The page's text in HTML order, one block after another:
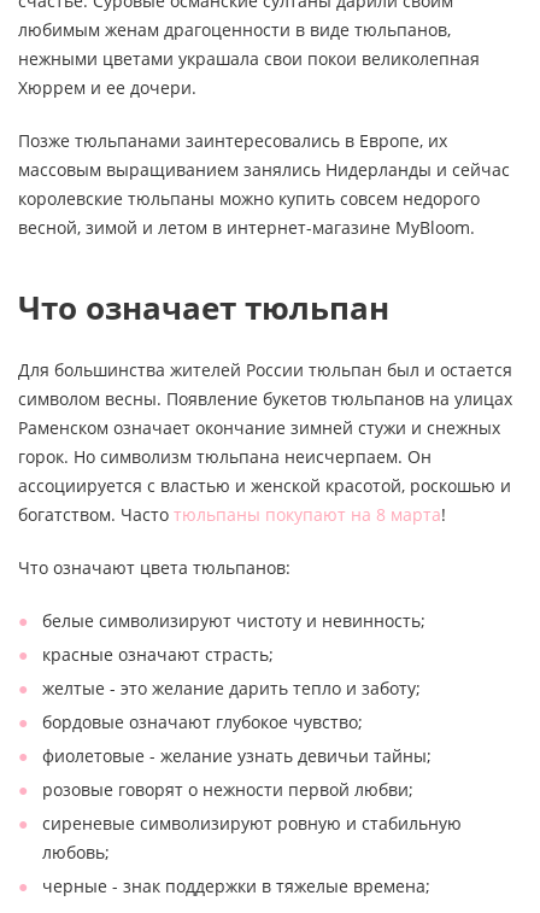
любимым женам драгоценности в виде тюльпанов,
нежными цветами украшала свои покои великолепная
Хюррем и ее дочери.
Позже тюльпанами заинтересовались в Европе, их
массовым выращиванием занялись Нидерланды и сейчас
королевские тюльпаны можно купить совсем недорого
весной, зимой и летом в интернет-магазине MyBloom.
Что означает тюльпан
Для большинства жителей России тюльпан был и остается
символом весны. Появление букетов тюльпанов на улицах
Раменском означает окончание зимней стужи и снежных
горок. Но символизм тюльпана неисчерпаем. Он
ассоциируется с властью и женской красотой, роскошью и
богатством. Часто тюльпаны покупают на 8 марта!
Что означают цвета тюльпанов:
белые символизируют чистоту и невинность;
красные означают страсть;
желтые - это желание дарить тепло и заботу;
бордовые означают глубокое чувство;
фиолетовые - желание узнать девичьи тайны;
розовые говорят о нежности первой любви;
сиреневые символизируют ровную и стабильную
любовь;
черные - знак поддержки в тяжелые времена;